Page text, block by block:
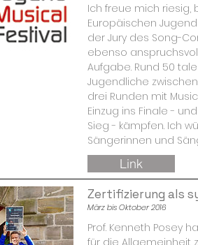
Ich freue mich riesig,
Europäischen
der Jury des Song-
ebenso
Aufgabe. Rund 50
Jugendliche
drei Runden mit
Einzug ins Finale -
Sieg - kämpfen. Ich
Sängerinnen und
Link
Zertifizierung als
März bis Oktober 2016
Prof. Kenneth Posey